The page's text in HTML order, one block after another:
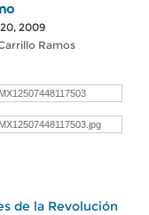
2009
Ramos
de la Revolución